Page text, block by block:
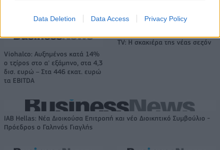
Data Deletion Data Access Privacy Policy
Viohalco: Αυξημένος κατά 14%
ο τζίρος στο α' εξάμηνο, στα 4,3
δισ. ευρώ – Στα 446 εκατ. ευρώ
τα EBITDA
TV: Η σκακιέρα της νέας σεζόν
IAB Hellas: Νέα Διοικούσα Επιτροπή και νέο Διοικητικό Συμβούλιο -
Πρόεδρος ο Γαληνός Γιαγλής